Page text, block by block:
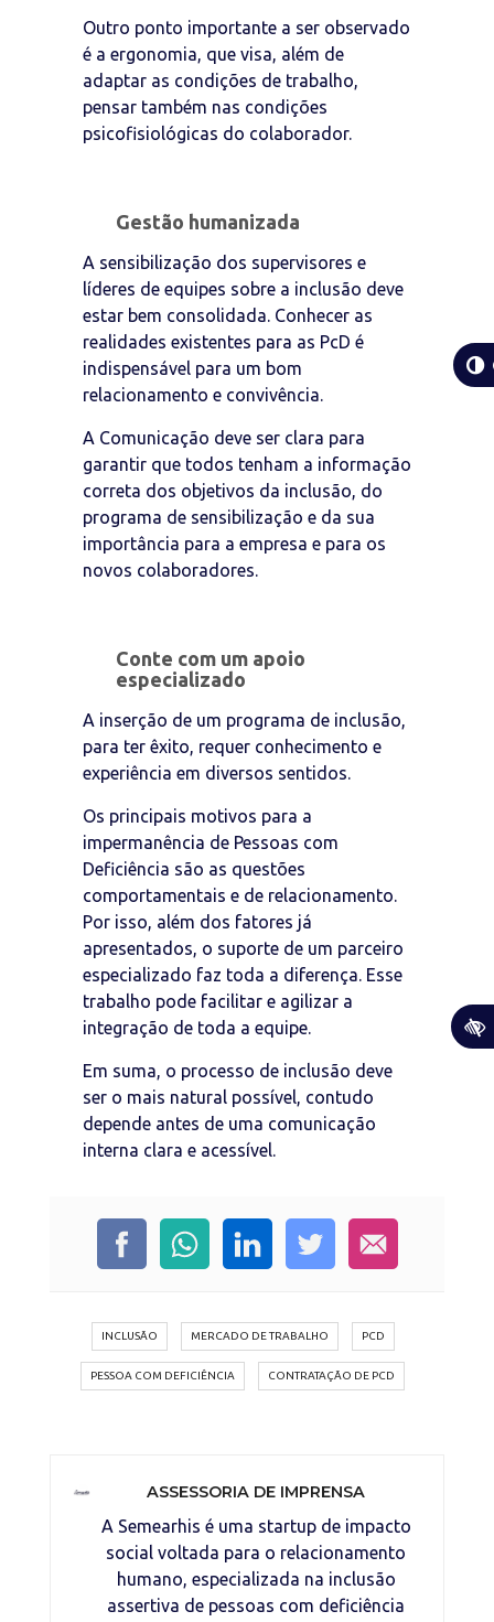
Outro ponto importante a ser observado
é a ergonomia, que visa, além de
adaptar as condições de trabalho,
pensar também nas condições
psicofisiológicas do colaborador.
Gestão humanizada
A sensibilização dos supervisores e
líderes de equipes sobre a inclusão deve
estar bem consolidada. Conhecer as
realidades existentes para as PcD é
indispensável para um bom
relacionamento e convivência.
A Comunicação deve ser clara para
garantir que todos tenham a informação
correta dos objetivos da inclusão, do
programa de sensibilização e da sua
importância para a empresa e para os
novos colaboradores.
Conte com um apoio
especializado
A inserção de um programa de inclusão,
para ter êxito, requer conhecimento e
experiência em diversos sentidos.
Os principais motivos para a
impermanência de Pessoas com
Deficiência são as questões
comportamentais e de relacionamento.
Por isso, além dos fatores já
apresentados, o suporte de um parceiro
especializado faz toda a diferença. Esse
trabalho pode facilitar e agilizar a
integração de toda a equipe.
Em suma, o processo de inclusão deve
ser o mais natural possível, contudo
depende antes de uma comunicação
interna clara e acessível.
INCLUSÃO MERCADO DE TRABALHO PCD
PESSOA COM DEFICIÊNCIA CONTRATAÇÃO DE PCD
ASSESSORIA DE IMPRENSA
A Semearhis é uma startup de impacto
social voltada para o relacionamento
humano, especializada na inclusão
assertiva de pessoas com deficiência